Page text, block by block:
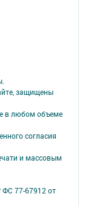
защищены
в любом объеме
согласия
и массовым
77-67912 от